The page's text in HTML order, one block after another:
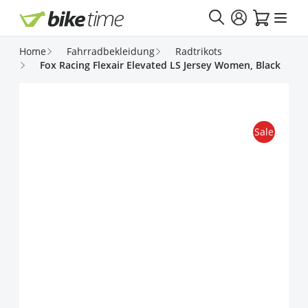
Direkt zum Inhalt
Home Fahrradbekleidung
Radtrikots
Fox Racing Flexair Elevated LS Jersey Women, Black
Sale